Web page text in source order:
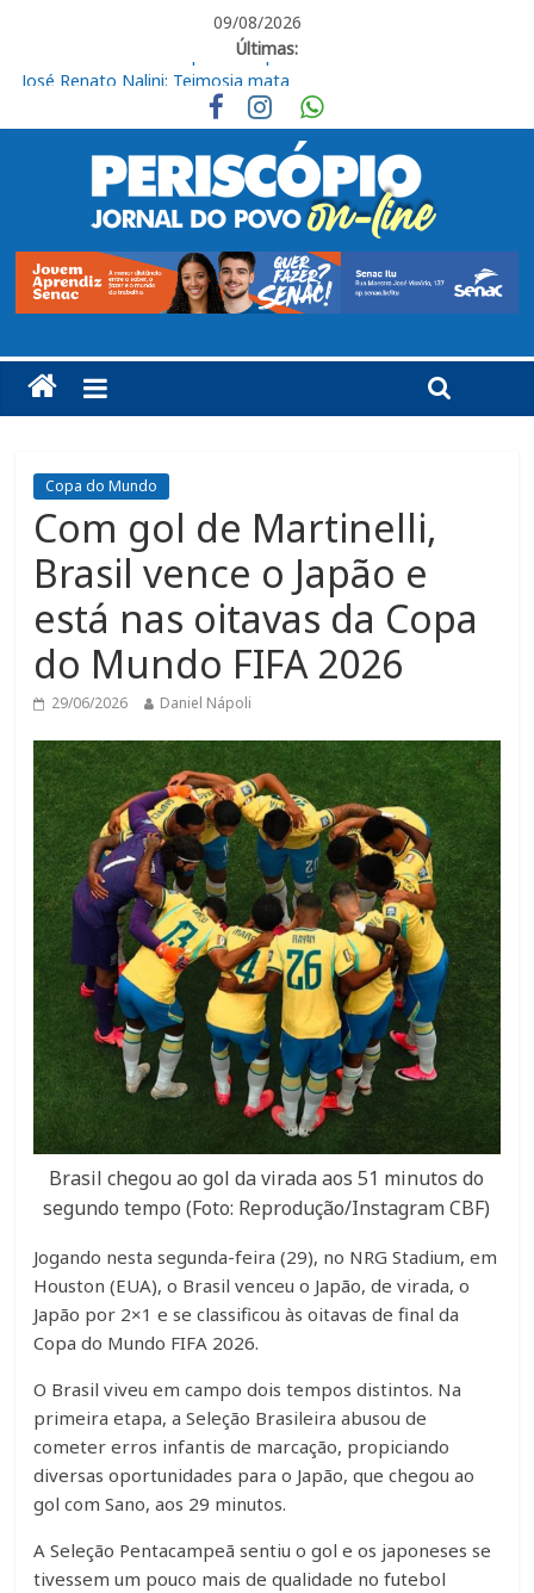
09/08/2026
Últimas:
José Renato Nalini: Teimosia mata
Obras de R$ 54 milhões avançam na Rodovia Vereador José de
Moraes, em Cabreúva
Em casa, Ituano Sub-20 perde para o Red Bull Bragantino
Ituano quer união para vencer o Barra neste sábado
Ituano vence o Barra pelo Campeonato Brasileiro da Série C
Copa do Mundo
Com gol de Martinelli,
Brasil vence o Japão e
está nas oitavas da Copa
do Mundo FIFA 2026
29/06/2026 Daniel Nápoli
Brasil chegou ao gol da virada aos 51 minutos do
segundo tempo (Foto: Reprodução/Instagram CBF)
Jogando nesta segunda-feira (29), no NRG Stadium, em
Houston (EUA), o Brasil venceu o Japão, de virada, o
Japão por 2×1 e se classificou às oitavas de final da
Copa do Mundo FIFA 2026.
O Brasil viveu em campo dois tempos distintos. Na
primeira etapa, a Seleção Brasileira abusou de
cometer erros infantis de marcação, propiciando
diversas oportunidades para o Japão, que chegou ao
gol com Sano, aos 29 minutos.
A Seleção Pentacampeã sentiu o gol e os japoneses se
tivessem um pouco mais de qualidade no futebol